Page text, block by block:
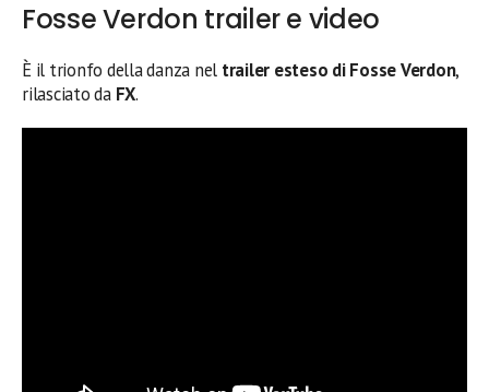
Fosse Verdon trailer e video
È il trionfo della danza nel trailer esteso di Fosse Verdon,
rilasciato da FX.